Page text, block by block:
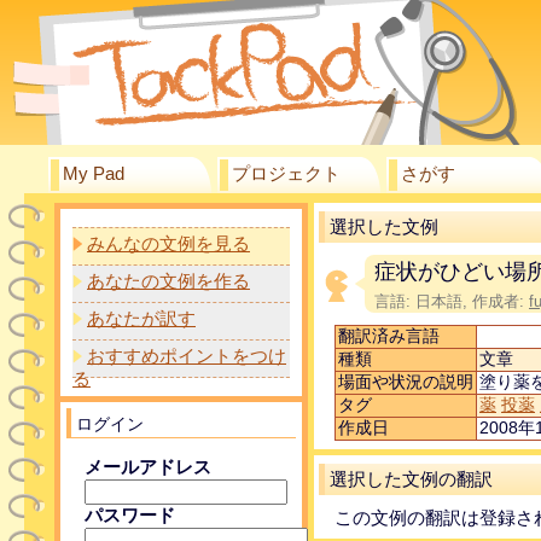
My Pad プロジェクト さがす
みんなの文例を見る
あなたの文例を作る
あなたが訳す
おすすめポイントをつけ
る
ログイン
メールアドレス
パスワード
選択した文例
症状がひどい場
言語: 日本語, 作成者:
翻訳済み言語
種類
文章
場面や状況の説明 塗り薬
タグ
薬 投薬
作成日
2008年
選択した文例の翻訳
この文例の翻訳は登録さ